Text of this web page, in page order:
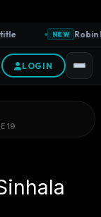
NEW Robin
LOGIN